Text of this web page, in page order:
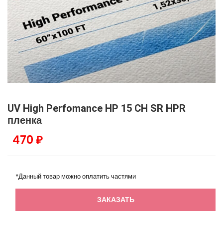
UV High Perfomance HP 15 CH SR HPR
пленка
470 ₽
*Данный товар можно оплатить частями
ЗАКАЗАТЬ